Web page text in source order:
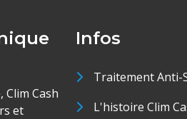
Cash
et
Infos
Traitement Anti-
L'histoire Clim